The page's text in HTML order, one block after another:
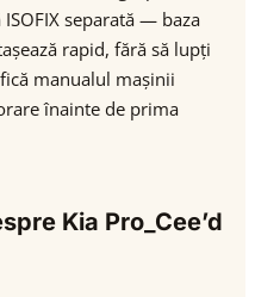
separată — baza
rapid, fără să lupți
manualul mașinii
înainte de prima
Kia Pro_Cee’d